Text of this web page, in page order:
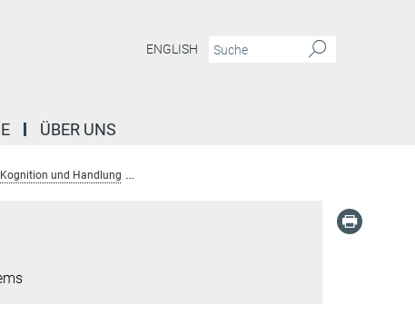
ENGLISH
ÜBER UNS
und Handlung